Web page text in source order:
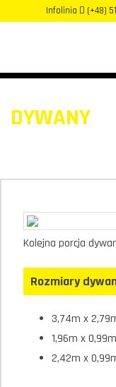
Infolinia (+48)
DYWANY
Kolejna porcja
Rozmiary
3,74m x
1,96m x
2,42m x